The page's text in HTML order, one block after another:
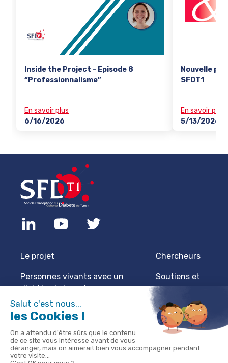
Inside the Project - Episode 8
“Professionnalisme”
En savoir plus
6/16/2026
Nouvelle
SFDT1
En savoir plus
5/13/2026
Le projet
Personnes vivants avec un
diabète de type 1
Professionnels de santé
Protection des données
Chercheurs
Soutiens et
sponsors
Actualités
Mentions